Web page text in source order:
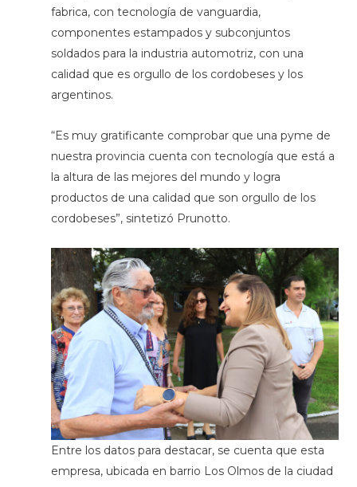
fabrica, con tecnología de vanguardia,
componentes estampados y subconjuntos
soldados para la industria automotriz, con una
calidad que es orgullo de los cordobeses y los
argentinos.
“Es muy gratificante comprobar que una pyme de
nuestra provincia cuenta con tecnología que está a
la altura de las mejores del mundo y logra
productos de una calidad que son orgullo de los
cordobeses”, sintetizó Prunotto.
Entre los datos para destacar, se cuenta que esta
empresa, ubicada en barrio Los Olmos de la ciudad